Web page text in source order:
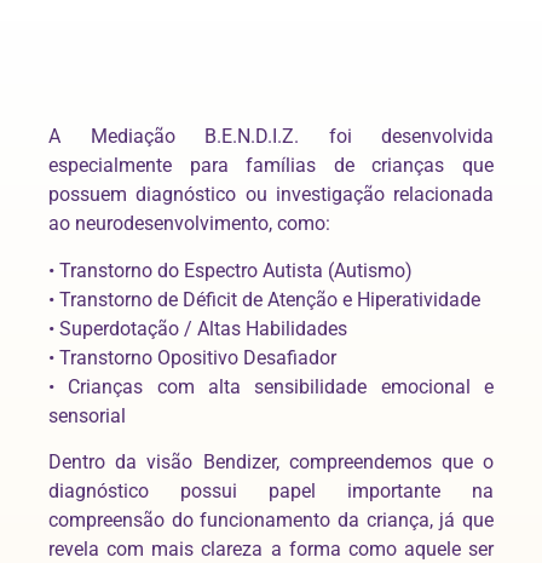
A Mediação B.E.N.D.I.Z. foi desenvolvida
especialmente para famílias de crianças que
possuem diagnóstico ou investigação relacionada
ao neurodesenvolvimento, como:
• Transtorno do Espectro Autista (Autismo)
• Transtorno de Déficit de Atenção e Hiperatividade
• Superdotação / Altas Habilidades
• Transtorno Opositivo Desafiador
• Crianças com alta sensibilidade emocional e
sensorial
Dentro da visão Bendizer, compreendemos que o
diagnóstico possui papel importante na
compreensão do funcionamento da criança, já que
revela com mais clareza a forma como aquele ser